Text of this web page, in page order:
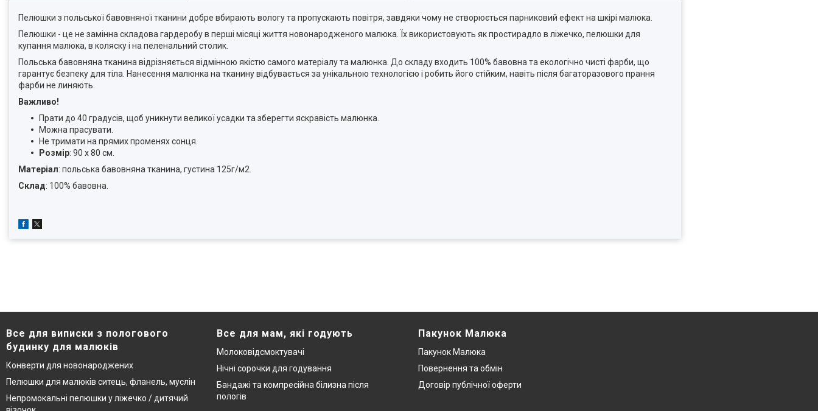
Пелюшки з польської бавовняної тканини добре вбирають вологу та пропускають повітря, завдяки чому не створюється парниковий ефект на шкірі малюка.
Пелюшки - це не замінна складова гардеробу в перші місяці життя новонародженого малюка. Їх використовують як простирадло в ліжечко, пелюшки для
купання малюка, в коляску і на пеленальний столик.
Польська бавовняна тканина відрізняється відмінною якістю самого матеріалу та малюнка. До складу входить 100% бавовна та екологічно чисті фарби, що
гарантує безпеку для тіла. Нанесення малюнка на тканину відбувається за унікальною технологією і робить його стійким, навіть після багаторазового прання
фарби не линяють.
Важливо!
Прати до 40 градусів, щоб уникнути великої усадки та зберегти яскравість малюнка.
Можна прасувати.
Не тримати на прямих променях сонця.
Розмір: 90 х 80 см.
Матеріал: польська бавовняна тканина, густина 125г/м2.
Склад: 100% бавовна.
Все для виписки з пологового
будинку для малюків
Конверти для новонароджених
Пелюшки для малюків ситець, фланель, муслін
Непромокальні пелюшки у ліжечко / дитячий
Все для мам, які годують
Молоковідсмоктувачі
Нічні сорочки для годування
Бандажі та компресійна білизна після
пологів
Пакунок Малюка
Пакунок Малюка
Повернення та обмін
Договір публічної оферти